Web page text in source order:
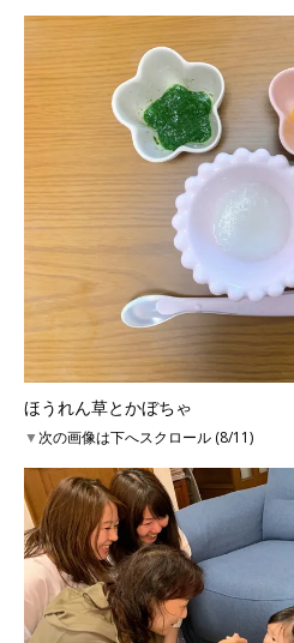
ほうれん草とかぼちゃ
▼次の画像は下へスクロール (8/11)